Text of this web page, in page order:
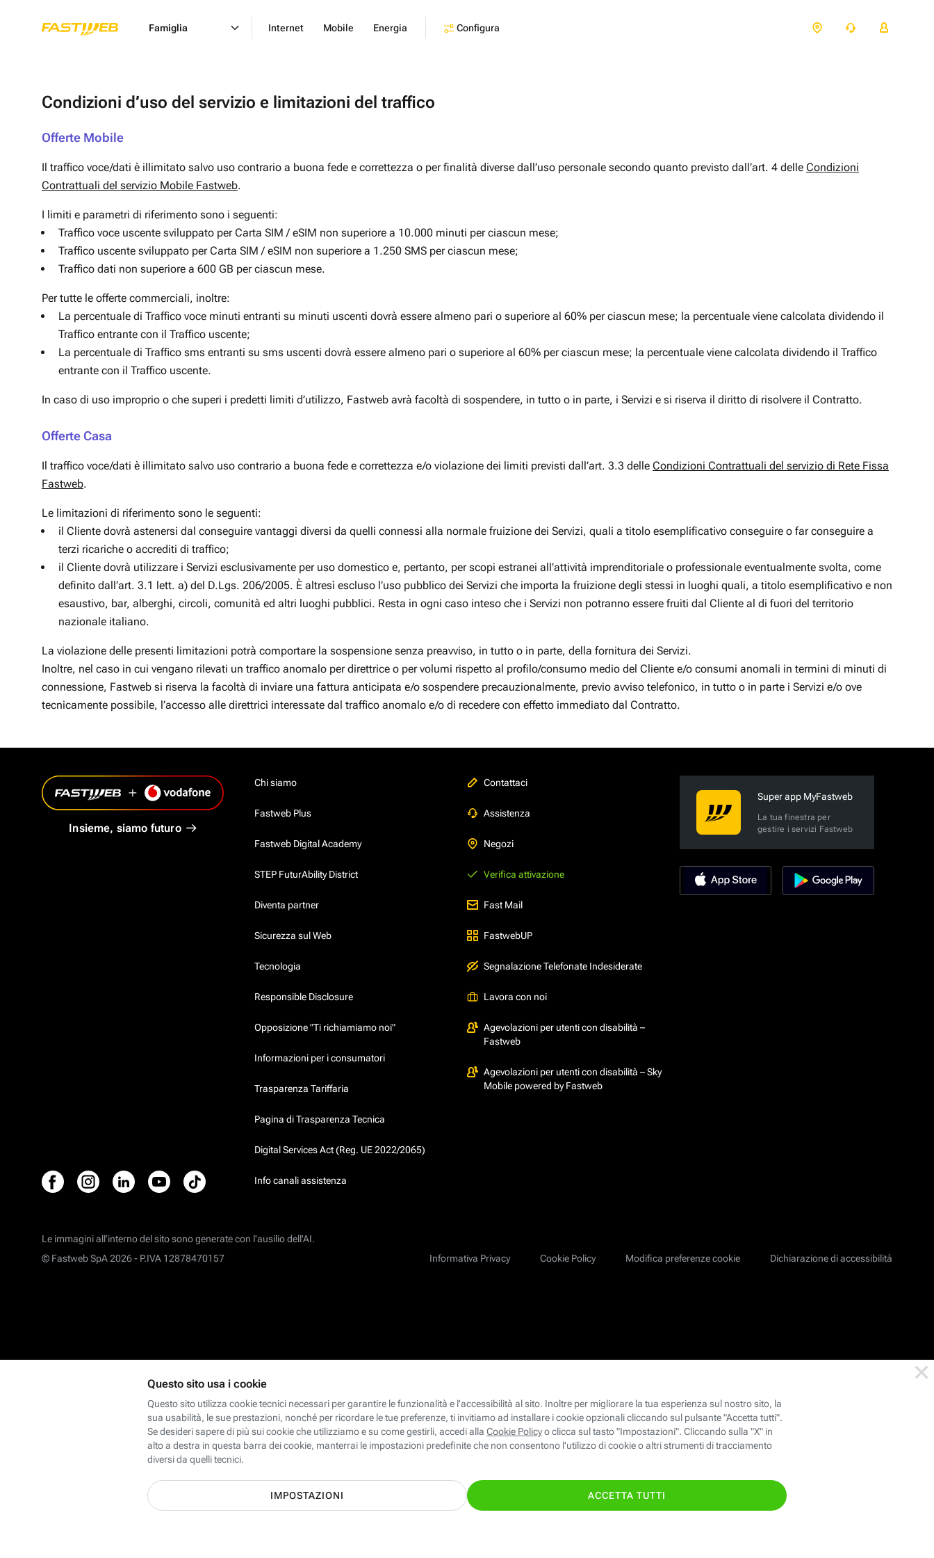
Famiglia Internet Mobile Energia Configura
Condizioni d’uso del servizio e limitazioni del traffico
Offerte Mobile
Il traffico voce/dati è illimitato salvo uso contrario a buona fede e correttezza o per finalità diverse dall’uso personale secondo quanto previsto dall’art. 4 delle Condizioni
Contrattuali del servizio Mobile Fastweb.
I limiti e parametri di riferimento sono i seguenti:
Traffico voce uscente sviluppato per Carta SIM / eSIM non superiore a 10.000 minuti per ciascun mese;
Traffico uscente sviluppato per Carta SIM / eSIM non superiore a 1.250 SMS per ciascun mese;
Traffico dati non superiore a 600 GB per ciascun mese.
Per tutte le offerte commerciali, inoltre:
La percentuale di Traffico voce minuti entranti su minuti uscenti dovrà essere almeno pari o superiore al 60% per ciascun mese; la percentuale viene calcolata dividendo il
Traffico entrante con il Traffico uscente;
La percentuale di Traffico sms entranti su sms uscenti dovrà essere almeno pari o superiore al 60% per ciascun mese; la percentuale viene calcolata dividendo il Traffico
entrante con il Traffico uscente.
In caso di uso improprio o che superi i predetti limiti d’utilizzo, Fastweb avrà facoltà di sospendere, in tutto o in parte, i Servizi e si riserva il diritto di risolvere il Contratto.
Offerte Casa
Il traffico voce/dati è illimitato salvo uso contrario a buona fede e correttezza e/o violazione dei limiti previsti dall’art. 3.3 delle Condizioni Contrattuali del servizio di Rete Fissa
Fastweb.
Le limitazioni di riferimento sono le seguenti:
il Cliente dovrà astenersi dal conseguire vantaggi diversi da quelli connessi alla normale fruizione dei Servizi, quali a titolo esemplificativo conseguire o far conseguire a
terzi ricariche o accrediti di traffico;
il Cliente dovrà utilizzare i Servizi esclusivamente per uso domestico e, pertanto, per scopi estranei all’attività imprenditoriale o professionale eventualmente svolta, come
definito dall’art. 3.1 lett. a) del D.Lgs. 206/2005. È altresì escluso l’uso pubblico dei Servizi che importa la fruizione degli stessi in luoghi quali, a titolo esemplificativo e non
esaustivo, bar, alberghi, circoli, comunità ed altri luoghi pubblici. Resta in ogni caso inteso che i Servizi non potranno essere fruiti dal Cliente al di fuori del territorio
nazionale italiano.
La violazione delle presenti limitazioni potrà comportare la sospensione senza preavviso, in tutto o in parte, della fornitura dei Servizi.
Inoltre, nel caso in cui vengano rilevati un traffico anomalo per direttrice o per volumi rispetto al profilo/consumo medio del Cliente e/o consumi anomali in termini di minuti di
connessione, Fastweb si riserva la facoltà di inviare una fattura anticipata e/o sospendere precauzionalmente, previo avviso telefonico, in tutto o in parte i Servizi e/o ove
tecnicamente possibile, l’accesso alle direttrici interessate dal traffico anomalo e/o di recedere con effetto immediato dal Contratto.
Scopri le offerte Internet, Mobile ed Energia giuste per te con il supporto
dei nostri esperti!
TI CHIAMIAMO GRATIS 146
Insieme, siamo futuro
Chi siamo
Fastweb Plus
Fastweb Digital Academy
STEP FuturAbility District
Diventa partner
Sicurezza sul Web
Tecnologia
Responsible Disclosure
Opposizione "Ti richiamiamo noi"
Informazioni per i consumatori
Trasparenza Tariffaria
Pagina di Trasparenza Tecnica
Digital Services Act (Reg. UE 2022/2065)
Info canali assistenza
Contattaci
Assistenza
Negozi
Verifica attivazione
Fast Mail
FastwebUP
Segnalazione Telefonate Indesiderate
Lavora con noi
Agevolazioni per utenti con disabilità –
Fastweb
Agevolazioni per utenti con disabilità – Sky
Mobile powered by Fastweb
Super app MyFastweb
La tua finestra per
gestire i servizi Fastweb
Le immagini all’interno del sito sono generate con l'ausilio dell'AI.
Informativa Privacy
Cookie Policy Modifica preferenze cookie Dichiarazione di accessibilità
© Fastweb SpA 2026 - P.IVA 12878470157